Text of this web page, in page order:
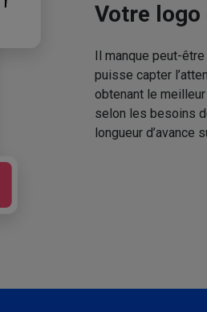
Votre
Il manque peut-
puisse capter
obtenant le
selon les besoins
longueur d’avance